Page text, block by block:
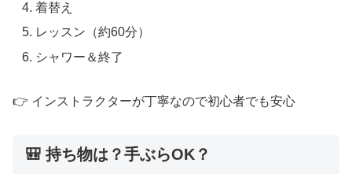
着替え
レッスン（約60分）
シャワー＆終了
👉 インストラクターが丁寧なので初心者でも安心
🎒 持ち物は？手ぶらOK？